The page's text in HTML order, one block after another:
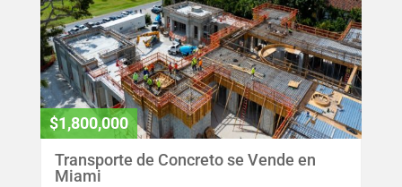
$1,800,000
Transporte de Concreto se Vende en
Miami